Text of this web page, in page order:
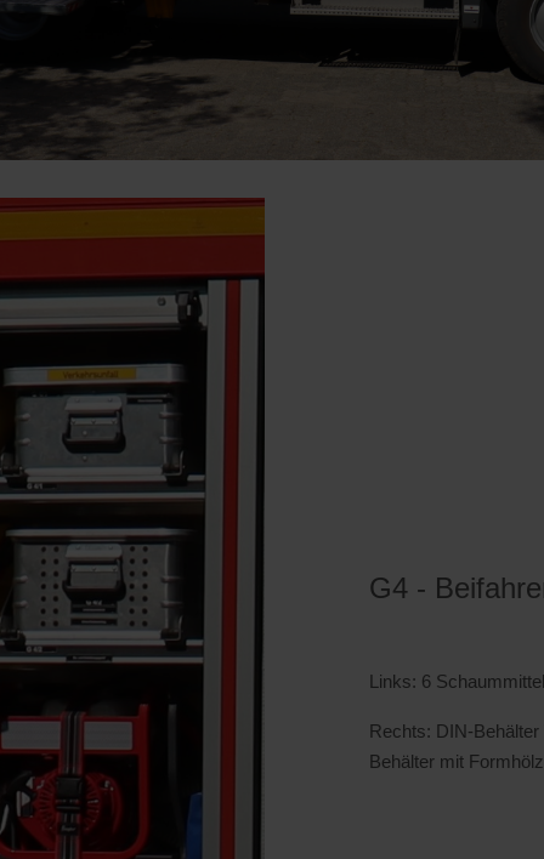
G4 -
Links: 6
Rechts: DIN-
Behälter mit